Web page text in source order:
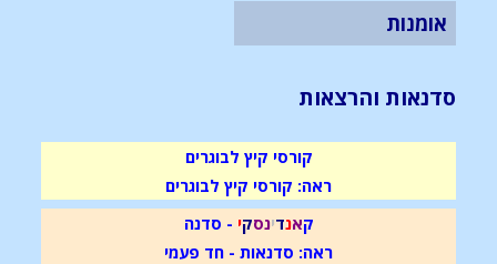
אומנות
סדנאות והרצאות
קורסי קיץ לבוגרים
ראה: קורסי קיץ לבוגרים
קאנדינסקי - סדנה
ראה: סדנאות - חד פעמי